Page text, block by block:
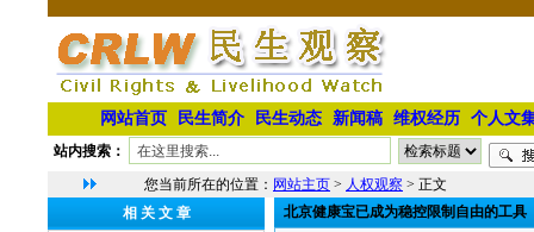
网站首页 民生简介 民生动态 新闻稿 维权经历 个人文
站内搜索：
您当前所在的位置： 网站主页 > 人权观察 > 正文
相 关 文 章
北京健康宝已成为稳控限制自由的工具